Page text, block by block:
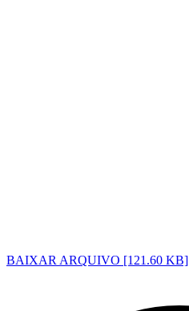
BAIXAR ARQUIVO [121.60 KB]